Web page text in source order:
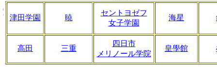
津田学園 暁
セントヨゼフ
女子学園
海星
高田 三重
四日市
メリノール学院
皇學館